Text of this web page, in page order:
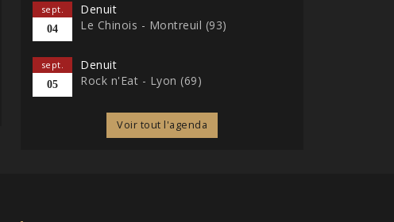
sept.
04
Denuit
Le Chinois - Montreuil (93)
sept.
05
Denuit
Rock n'Eat - Lyon (69)
Voir tout l'agenda